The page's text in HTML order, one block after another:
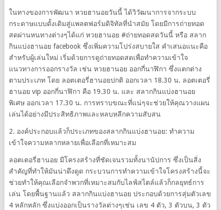
ในทางของการพัฒนา หวยฮานอยวันนี้ ได้วิวัฒนาการจากระบบ
กระดาษแบบดั้งเดิมสู่แพลตฟอร์มดิจิทัลที่นำสมัย โดยมีการถ่ายทอด
สดผ่านหนทางต่างๆได้แก่ หวยฮานอย #ถ่ายทอดสดวันนี้ หรือ สลาก
กินแบ่งฮานอย facebook ซึ่งเพิ่มความโปร่งสบายใส คำเสนอแนะคือ
สำหรับผู้เล่นใหม่ เริ่มด้วยการดูถ่ายทอดสดเพื่อทำความเข้าใจ
แนวทางการออกรางวัล เช่น หวยฮานอย ออกกี่นาฬิกา ซึ่งแตกต่าง
ตามประเภท โดย ลอตเตอรี่ฮานอยปกติ ออกเวลา 18.30 น. ลอตเตอรี่
ฮานอย vip ออกกี่นาฬิกา คือ 19.30 น. และ สลากกินแบ่งฮานอย
พิเศษ ออกเวลา 17.30 น. การทราบขณะที่แน่ๆจะช่วยให้คุณวางแผน
เล่นได้อย่างมีประสิทธิภาพและหลบหลีกความสับสน
2. องค์ประกอบแล้วก็ประเภทของสลากกินแบ่งฮานอย: ทำความ
เข้าใจความหลากหลายเพื่อเลือกที่เหมาะสม
ลอตเตอรี่ฮานอย มีโครงสร้างที่ชัดเจนรวมทั้งนานัปการ ซึ่งเป็นสิ่ง
สำคัญที่ทำให้มันน่าดึงดูด กระบวนการทำความเข้าใจโครงสร้างนี้จะ
ช่วยทำให้คุณเลือกจำพวกที่เหมาะสมกับไลฟ์สไตล์แล้วก็กลยุทธ์การ
เล่น โดยพื้นฐานแล้ว สลากกินแบ่งฮานอย ประกอบด้วยการสุ่มตัวเลข
4 หลักหลัก ซึ่งแบ่งออกเป็นรางวัลต่างๆเช่น เลข 4 ตัว, 3 ตัวบน, 3 ตัว